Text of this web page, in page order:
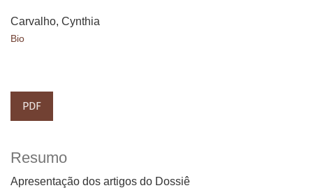
Carvalho, Cynthia
Bio
PDF
Resumo
Apresentação dos artigos do Dossiê